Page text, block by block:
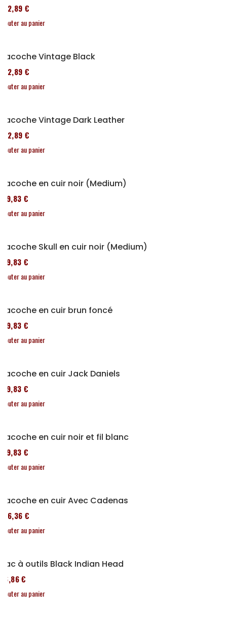
152,89 €
Ajouter au panier
Sacoche Vintage Black
152,89 €
Ajouter au panier
Sacoche Vintage Dark Leather
152,89 €
Ajouter au panier
Sacoche en cuir noir (Medium)
119,83 €
Ajouter au panier
Sacoche Skull en cuir noir (Medium)
119,83 €
Ajouter au panier
Sacoche en cuir brun foncé
119,83 €
Ajouter au panier
Sacoche en cuir Jack Daniels
119,83 €
Ajouter au panier
Sacoche en cuir noir et fil blanc
119,83 €
Ajouter au panier
Sacoche en cuir Avec Cadenas
136,36 €
Ajouter au panier
Sac à outils Black Indian Head
76,86 €
Ajouter au panier